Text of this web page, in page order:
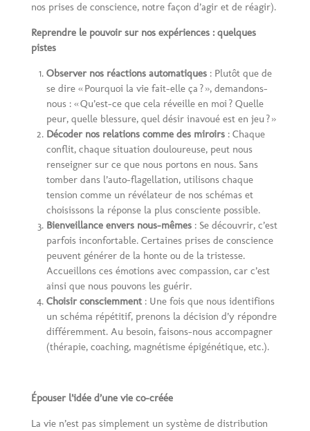
nos prises de conscience, notre façon d’agir et de réagir).
Reprendre le pouvoir sur nos expériences : quelques
pistes
Observer nos réactions automatiques : Plutôt que de
se dire « Pourquoi la vie fait-elle ça ? », demandons-
nous : « Qu’est-ce que cela réveille en moi ? Quelle
peur, quelle blessure, quel désir inavoué est en jeu ? »
Décoder nos relations comme des miroirs : Chaque
conflit, chaque situation douloureuse, peut nous
renseigner sur ce que nous portons en nous. Sans
tomber dans l’auto-flagellation, utilisons chaque
tension comme un révélateur de nos schémas et
choisissons la réponse la plus consciente possible.
Bienveillance envers nous-mêmes : Se découvrir, c’est
parfois inconfortable. Certaines prises de conscience
peuvent générer de la honte ou de la tristesse.
Accueillons ces émotions avec compassion, car c’est
ainsi que nous pouvons les guérir.
Choisir consciemment : Une fois que nous identifions
un schéma répétitif, prenons la décision d’y répondre
différemment. Au besoin, faisons-nous accompagner
(thérapie, coaching, magnétisme épigénétique, etc.).
Épouser l’idée d’une vie co-créée
La vie n’est pas simplement un système de distribution